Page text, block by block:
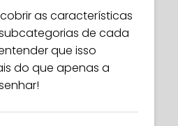
as características
de cada
que isso
do que apenas a